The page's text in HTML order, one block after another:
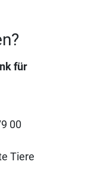
für
00
Tiere